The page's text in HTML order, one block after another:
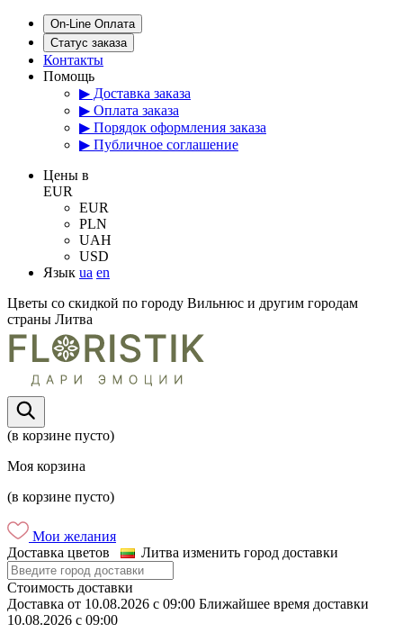
On-Line Оплата
Статус заказа
Контакты
Помощь
▶ Доставка заказа
▶ Оплата заказа
▶ Порядок оформления заказа
▶ Публичное соглашение
Цены в
EUR
EUR
PLN
UAH
USD
Язык ua en
Цветы со скидкой по городу Вильнюс и другим городам
страны Литва
(в корзине пусто)
Моя корзина
(в корзине пусто)
Мои желания
Доставка цветов
Литва изменить город доставки
Стоимость доставки
Доставка от 10.08.2026 c 09:00 Ближайшее время доставки
10.08.2026 c 09:00